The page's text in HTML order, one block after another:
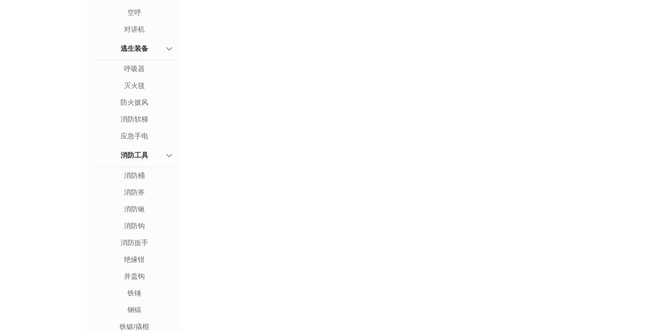
空呼
对讲机
逃生装备
呼吸器
灭火毯
防火披风
消防软梯
应急手电
消防工具
消防桶
消防斧
消防锹
消防钩
消防扳手
绝缘钳
井盖钩
铁锤
钢镐
铁铤/撬棍